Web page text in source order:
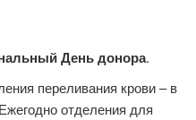
День донора.
переливания крови – в
отделения для